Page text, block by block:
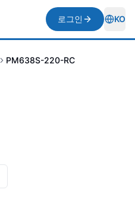
로그인 KO
PM638S-220-RC